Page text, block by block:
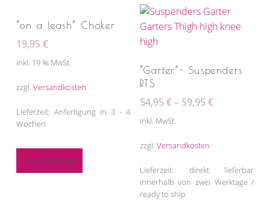
“on a leash” Choker
19,95 €
inkl. 19 % MwSt.
zzgl. Versandkosten
Lieferzeit: Anfertigung in 3 - 4
Wochen
In den Warenkorb
“Garter”- Suspenders
RTS
54,95 €– 59,95 €
inkl. MwSt.
zzgl. Versandkosten
Lieferzeit: direkt lieferbar
innerhalb von zwei Werktage /
ready to ship